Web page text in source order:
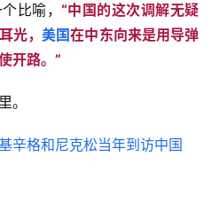
比喻，“中国的这次调解无疑
光，美国在中东向来是用导弹
开路。”
。